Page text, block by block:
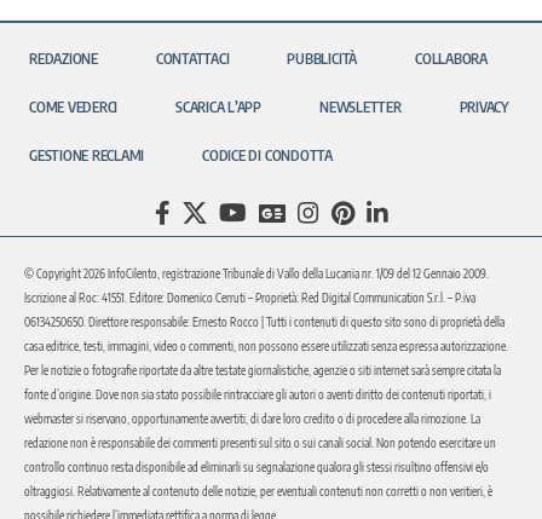
REDAZIONE CONTATTACI PUBBLICITÀ COLLABORA
COME VEDERCI SCARICA L’APP NEWSLETTER PRIVACY
GESTIONE RECLAMI CODICE DI CONDOTTA
© Copyright 2026 InfoCilento, registrazione Tribunale di Vallo della Lucania nr. 1/09 del 12 Gennaio 2009.
Iscrizione al Roc: 41551. Editore: Domenico Cerruti – Proprietà: Red Digital Communication S.r.l. – P.iva
06134250650. Direttore responsabile: Ernesto Rocco | Tutti i contenuti di questo sito sono di proprietà della
casa editrice, testi, immagini, video o commenti, non possono essere utilizzati senza espressa autorizzazione.
Per le notizie o fotografie riportate da altre testate giornalistiche, agenzie o siti internet sarà sempre citata la
fonte d’origine. Dove non sia stato possibile rintracciare gli autori o aventi diritto dei contenuti riportati, i
webmaster si riservano, opportunamente avvertiti, di dare loro credito o di procedere alla rimozione. La
redazione non è responsabile dei commenti presenti sul sito o sui canali social. Non potendo esercitare un
controllo continuo resta disponibile ad eliminarli su segnalazione qualora gli stessi risultino offensivi e/o
oltraggiosi. Relativamente al contenuto delle notizie, per eventuali contenuti non corretti o non veritieri, è
possibile richiedere l’immediata rettifica a norma di legge.